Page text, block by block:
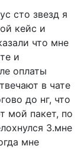
сто звезд я
кейс и
что мне
и
оплаты
в чате
до нг, что
мой пакет, по
3.мне
мне